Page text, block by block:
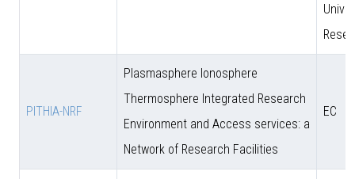
PITHIA-NRF
Plasmasphere Ionosphere
Thermosphere Integrated Research
Environment and Access services: a
Network of Research Facilities
EC